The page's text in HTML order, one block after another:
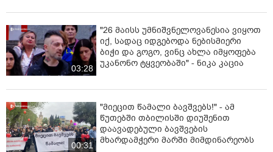
03:28
"26 მაისს უმნიშვნელოვანესია ვიყოთ
იქ, სადაც იდგებოდა ნებისმიერი
ბიჭი და გოგო, ვინც ახლა იმყოფება
უკანონო ტყვეობაში" - ნიკა კაცია
00:31
"მიეცით წამალი ბავშვებს!" - ამ
წუთებში თბილისში დიუშენით
დაავადებული ბავშვების
მხარდამჭერი მარში მიმდინარეობს